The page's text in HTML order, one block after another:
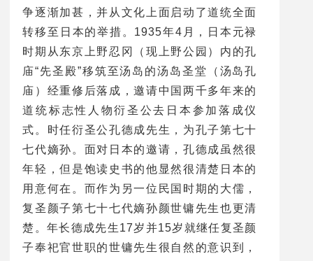
后，由他继任复圣颜子
奉祀官世职。1920年
孔子七十七代孙孔德成
出生时，他曾作为监护
人在孔府日夜监护，并
签字公证，上报北京内
务府。1934年任复圣
颜子奉祀官（简任
官）。
争逐渐加甚，并从文化上面启动了道统全面
转移至日本的举措。1935年4月，日本元禄
时期从东京上野忍冈（现上野公园）内的孔
庙“先圣殿”移筑至汤岛的汤岛圣堂（汤岛孔
庙）经重修后落成，邀请中国两千多年来的
道统标志性人物衍圣公去日本参加落成仪
式。时任衍圣公孔德成先生，为孔子第七十
七代嫡孙。面对日本的邀请，孔德成虽然很
年轻，但是饱读史书的他显然很清楚日本的
用意何在。而作为另一位民国时期的大儒，
复圣颜子第七十七代嫡孙颜世镛先生也更清
楚。年长德成先生17岁并15岁就继任复圣颜
子奉祀官世职的世镛先生很自然的意识到，